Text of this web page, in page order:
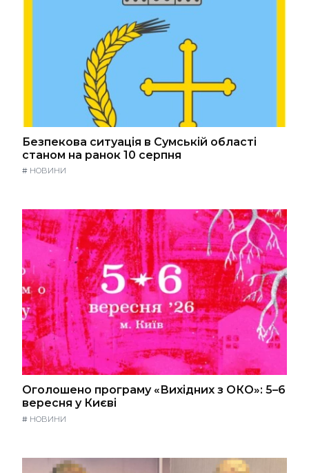
Безпекова ситуація в Сумській області
станом на ранок 10 серпня
# НОВИНИ
Оголошено програму «Вихідних з ОКО»: 5–6
вересня у Києві
# НОВИНИ